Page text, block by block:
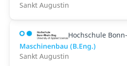
Sankt Augustin
Hochschule
Maschinenbau (B.Eng.)
Sankt Augustin